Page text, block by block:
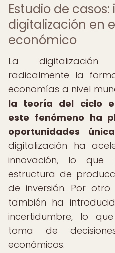
Estudio de
digitalización en
económico
La digitalización
radicalmente la
economías a nivel
la teoría del ciclo
este fenómeno ha
oportunidades
digitalización ha
innovación, lo
estructura de
de inversión. Por
también ha
incertidumbre, lo
toma de
económicos.